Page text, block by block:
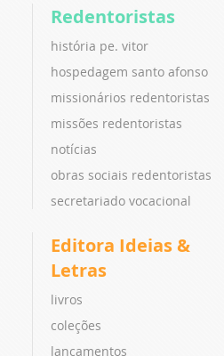
Redentoristas
história pe. vitor
hospedagem santo afonso
missionários redentoristas
missões redentoristas
notícias
obras sociais redentoristas
secretariado vocacional
Editora Ideias &
Letras
livros
coleções
lançamentos